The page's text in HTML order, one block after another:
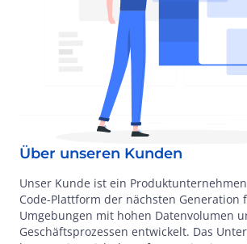
Über unseren Kunden
Unser Kunde ist ein
Code-Plattform der nächsten Generation
Umgebungen mit hohen Datenvolumen
Geschäftsprozessen entwickelt. Das